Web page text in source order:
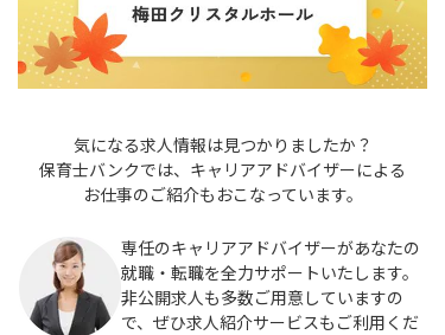
気になる求人情報は見つかりましたか？
保育士バンクでは、キャリアアドバイザーによる
お仕事のご紹介もおこなっています。
専任のキャリアアドバイザーがあなたの
就職・転職を全力サポートいたします。
非公開求人も多数ご用意していますの
で、ぜひ求人紹介サービスもご利用くだ